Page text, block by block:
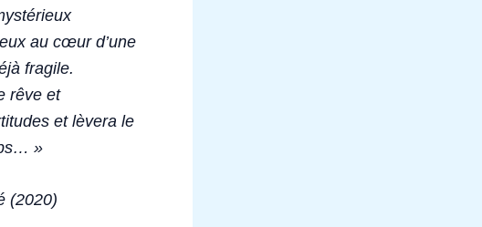
au cœur d’une
fragile.
rêve et
et lèvera le
»
(2020)